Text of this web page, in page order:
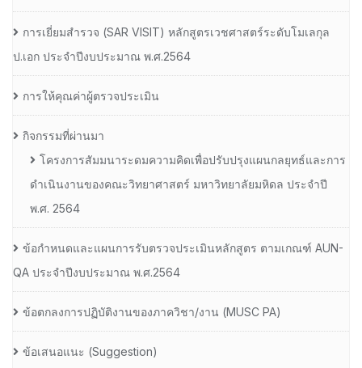
การเยี่ยมสํารวจ (SAR VISIT) หลักสูตรเวชศาสตร์ระดับโมเลกุล
ป.เอก ประจําปีงบประมาณ พ.ศ.2564
การให้คุณค่าผู้ตรวจประเมิน
กิจกรรมที่ผ่านมา
โครงการสัมมนาระดมความคิดเพื่อปรับปรุงแผนกลยุทธ์และการ
ดำเนินงานของคณะวิทยาศาสตร์ มหาวิทยาลัยมหิดล ประจำปี
พ.ศ. 2564
ข้อกำหนดและแผนการรับตรวจประเมินหลักสูตร ตามเกณฑ์ AUN-
QA ประจำปีงบประมาณ พ.ศ.2564
ข้อตกลงการปฏิบัติงานของภาควิชา/งาน (MUSC PA)
ข้อเสนอแนะ (Suggestion)